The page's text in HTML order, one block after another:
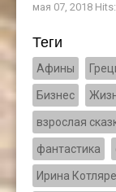
мая 07, 2018
Теги
Афины
Бизнес
взрослая
фантастика
Ирина